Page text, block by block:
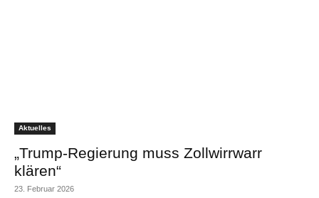
Aktuelles
„Trump-Regierung muss Zollwirrwarr
klären“
23. Februar 2026